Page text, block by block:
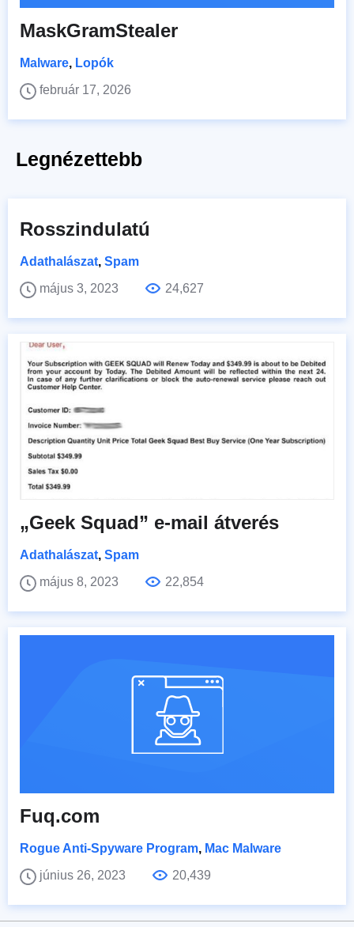
MaskGramStealer
Malware, Lopók
február 17, 2026
Legnézettebb
Rosszindulatú
Adathalászat, Spam
május 3, 2023
24,627
„Geek Squad” e-mail átverés
Adathalászat, Spam
május 8, 2023
22,854
Fuq.com
Rogue Anti-Spyware Program, Mac Malware
június 26, 2023
20,439